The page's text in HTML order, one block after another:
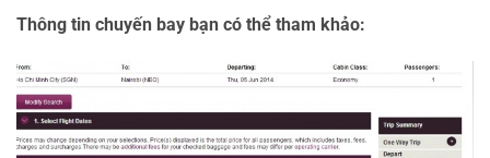
Thông tin chuyến bay bạn có thể tham khảo: